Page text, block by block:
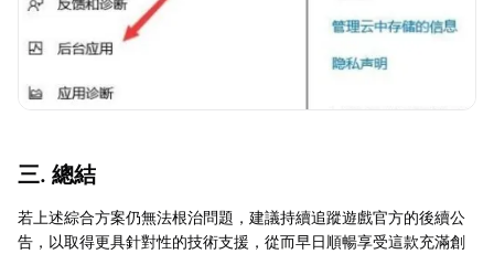
三. 總結
若上述綜合方案仍無法根治問題，建議持續追蹤遊戲官方的後續公
告，以取得更具針對性的技術支援，從而早日順暢享受這款充滿創